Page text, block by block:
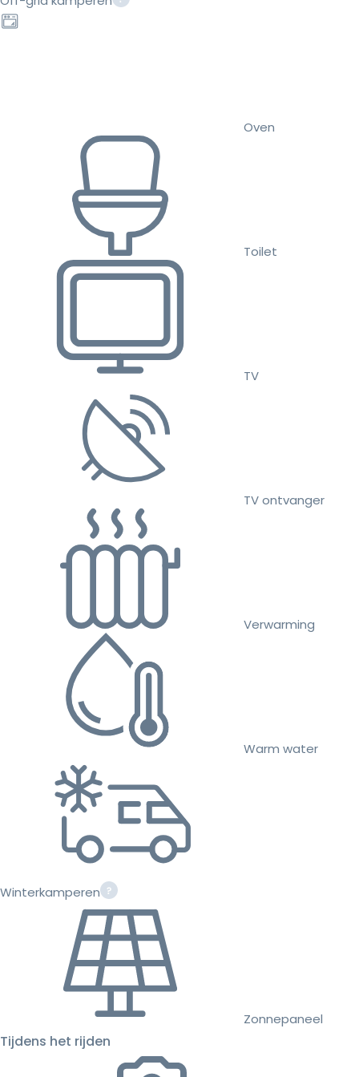
Oven
Toilet
TV
TV ontvanger
Verwarming
Warm water
Winterkamperen
Zonnepaneel
Tijdens het rijden